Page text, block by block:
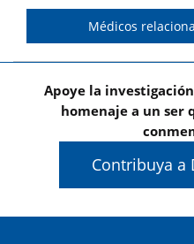
Médicos
Apoye la
homenaje a un ser
Contribuya a